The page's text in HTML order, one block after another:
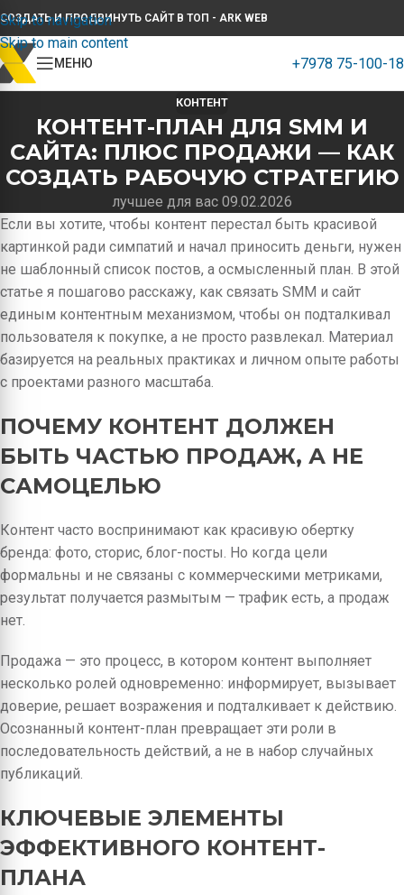
Skip to navigation
Skip to main content
СОЗДАТЬ И ПРОДВИНУТЬ САЙТ В ТОП - ARK WEB
МЕНЮ +7978 75-100-18
КОНТЕНТ
КОНТЕНТ-ПЛАН ДЛЯ SMM И
САЙТА: ПЛЮС ПРОДАЖИ — КАК
СОЗДАТЬ РАБОЧУЮ СТРАТЕГИЮ
лучшее для вас 09.02.2026
Если вы хотите, чтобы контент перестал быть красивой
картинкой ради симпатий и начал приносить деньги, нужен
не шаблонный список постов, а осмысленный план. В этой
статье я пошагово расскажу, как связать SMM и сайт
единым контентным механизмом, чтобы он подталкивал
пользователя к покупке, а не просто развлекал. Материал
базируется на реальных практиках и личном опыте работы
с проектами разного масштаба.
ПОЧЕМУ КОНТЕНТ ДОЛЖЕН
БЫТЬ ЧАСТЬЮ ПРОДАЖ, А НЕ
САМОЦЕЛЬЮ
Контент часто воспринимают как красивую обертку
бренда: фото, сторис, блог-посты. Но когда цели
формальны и не связаны с коммерческими метриками,
результат получается размытым — трафик есть, а продаж
нет.
Продажа — это процесс, в котором контент выполняет
несколько ролей одновременно: информирует, вызывает
доверие, решает возражения и подталкивает к действию.
Осознанный контент-план превращает эти роли в
последовательность действий, а не в набор случайных
публикаций.
КЛЮЧЕВЫЕ ЭЛЕМЕНТЫ
ЭФФЕКТИВНОГО КОНТЕНТ-
ПЛАНА